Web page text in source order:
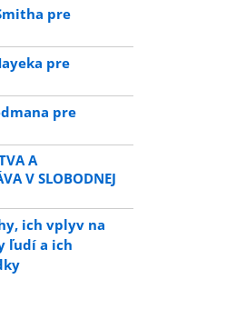
pre
pre
pre
A
V SLOBODNEJ
ich vplyv na
ľudí a ich